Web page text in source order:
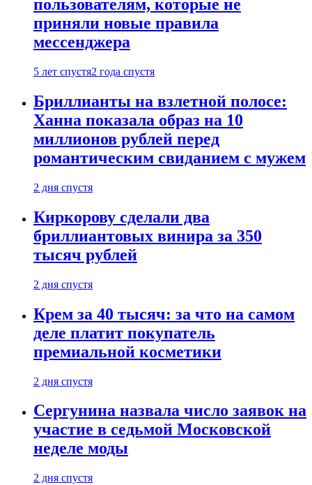
пользователям, которые не
приняли новые правила
мессенджера
5 лет спустя2 года спустя
Бриллианты на взлетной полосе:
Ханна показала образ на 10
миллионов рублей перед
романтическим свиданием с мужем
2 дня спустя
Киркорову сделали два
бриллиантовых винира за 350
тысяч рублей
2 дня спустя
Крем за 40 тысяч: за что на самом
деле платит покупатель
премиальной косметики
2 дня спустя
Сергунина назвала число заявок на
участие в седьмой Московской
неделе моды
2 дня спустя